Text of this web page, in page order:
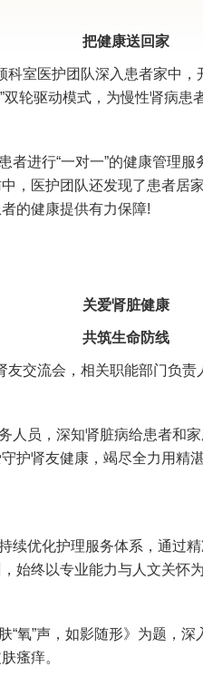
把健康送回家
室医护团队深入患者家中，
轮驱动模式，为慢性肾病患
者进行“一对一”的健康管理
，医护团队还发现了患者居
的健康提供有力保障!
关爱肾脏健康
共筑生命防线
交流会，相关职能部门负责
人员，深知肾脏病给患者和
护肾友健康，竭尽全力用精
续优化护理服务体系，通过
始终以专业能力与人文关怀
“氧”声，如影随形》为题，
瘙痒。